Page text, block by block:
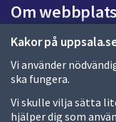
Kakor på
Vi använder
ska fungera.
Vi skulle vilja sätta
hjälper dig som
d
a
Om
Om webbplatsen
Allmänna
Behandling av